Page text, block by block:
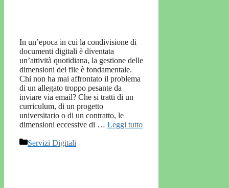
In un’epoca in cui la condivisione di
documenti digitali è diventata
un’attività quotidiana, la gestione delle
dimensioni dei file è fondamentale.
Chi non ha mai affrontato il problema
di un allegato troppo pesante da
inviare via email? Che si tratti di un
curriculum, di un progetto
universitario o di un contratto, le
dimensioni eccessive di … Leggi tutto
Categorie
Servizi Digitali